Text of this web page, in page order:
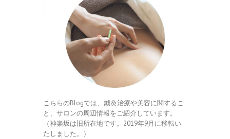
こちらのBlogでは、鍼灸治療や美容に関するこ
と、サロンの周辺情報をご紹介しています。
（神楽坂は旧所在地です。2019年9月に移転い
たしました。）